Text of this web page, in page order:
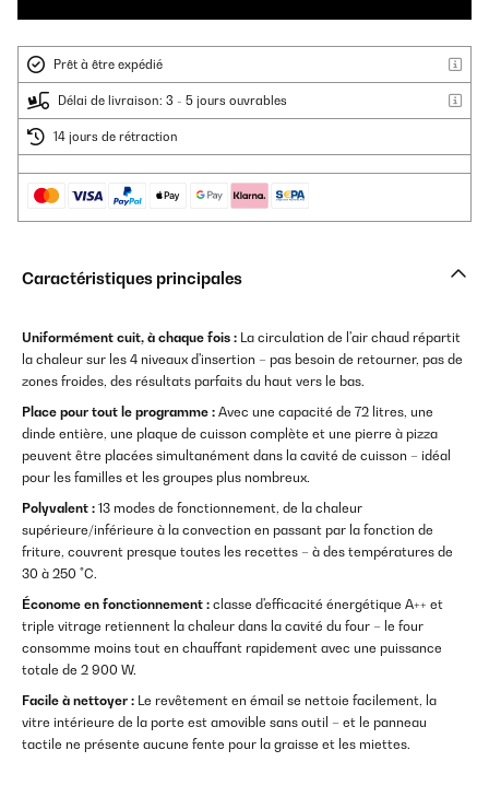
Prêt à être expédié
Délai de livraison: 3 - 5 jours ouvrables
14 jours de rétraction
Caractéristiques principales
Uniformément cuit, à chaque fois : La circulation de l'air chaud répartit
la chaleur sur les 4 niveaux d'insertion – pas besoin de retourner, pas de
zones froides, des résultats parfaits du haut vers le bas.
Place pour tout le programme : Avec une capacité de 72 litres, une
dinde entière, une plaque de cuisson complète et une pierre à pizza
peuvent être placées simultanément dans la cavité de cuisson – idéal
pour les familles et les groupes plus nombreux.
Polyvalent : 13 modes de fonctionnement, de la chaleur
supérieure/inférieure à la convection en passant par la fonction de
friture, couvrent presque toutes les recettes – à des températures de
30 à 250 °C.
Économe en fonctionnement : classe d'efficacité énergétique A++ et
triple vitrage retiennent la chaleur dans la cavité du four – le four
consomme moins tout en chauffant rapidement avec une puissance
totale de 2 900 W.
Facile à nettoyer : Le revêtement en émail se nettoie facilement, la
vitre intérieure de la porte est amovible sans outil – et le panneau
tactile ne présente aucune fente pour la graisse et les miettes.